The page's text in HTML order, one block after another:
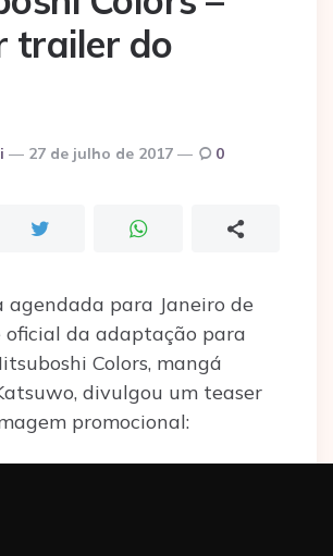
trailer do
27 de julho de 2017 0
agendada para Janeiro de
oficial da adaptação para
Colors, mangá
divulgou um teaser
promocional: